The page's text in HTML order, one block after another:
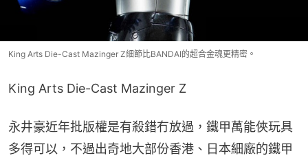
King Arts Die-Cast Mazinger Z細節比BANDAI的超合金魂更精密。
King Arts Die-Cast Mazinger Z
永井豪近年批版權是有殺錯冇放過，鐵甲萬能俠玩具
多得可以，不過出奇地大部份香港、日本細廠的鐵甲